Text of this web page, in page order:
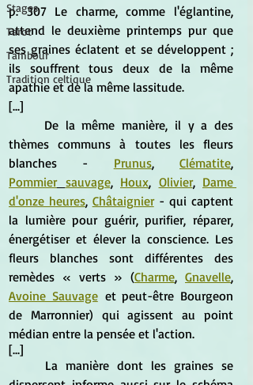
Stages
Tarot
Tambour
Tradition celtique
p. 307 Le charme, comme l'églantine,
attend le deuxième printemps pur que
ses graines éclatent et se développent ;
ils souffrent tous deux de la même
apathie et de la même lassitude.
[...]
thèmes communs à toutes les fleurs
blanches - Prunus, Clématite
Pommier sauvage, Houx, Olivier, Dame
d'onze heures, Châtaignier - qui captent
la lumière pour guérir, purifier, réparer,
énergétiser et élever la conscience. Les
fleurs blanches sont différentes des
remèdes « verts » (Charme, Gnavelle
Avoine Sauvage et peut-être Bourgeon
de Marronnier) qui agissent au point
médian entre la pensée et l'action.
[...]